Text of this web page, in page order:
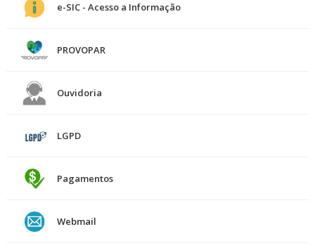
e-SIC - Acesso a Informação
PROVOPAR
Ouvidoria
LGPD
Pagamentos
Webmail